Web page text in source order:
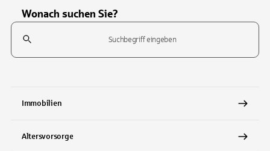
Wonach suchen Sie?
Suchfeld
Immobilien
Altersvorsorge